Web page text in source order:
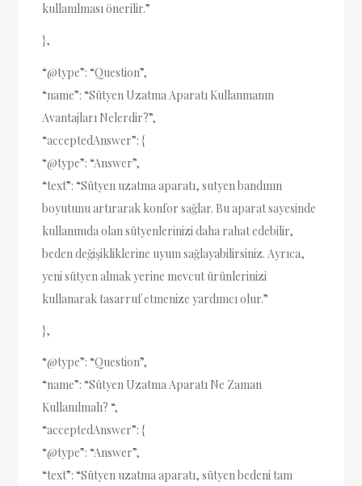
kullanılması önerilir.”
},
“@type”: “Question”,
“name”: “Sütyen Uzatma Aparatı Kullanmanın
Avantajları Nelerdir?”,
“acceptedAnswer”: {
“@type”: “Answer”,
“text”: “Sütyen uzatma aparatı, sutyen bandının
boyutunu artırarak konfor sağlar. Bu aparat sayesinde
kullanımda olan sütyenlerinizi daha rahat edebilir,
beden değişikliklerine uyum sağlayabilirsiniz. Ayrıca,
yeni sütyen almak yerine mevcut ürünlerinizi
kullanarak tasarruf etmenize yardımcı olur.”
},
“@type”: “Question”,
“name”: “Sütyen Uzatma Aparatı Ne Zaman
Kullanılmalı? “,
“acceptedAnswer”: {
“@type”: “Answer”,
“text”: “Sütyen uzatma aparatı, sütyen bedeni tam